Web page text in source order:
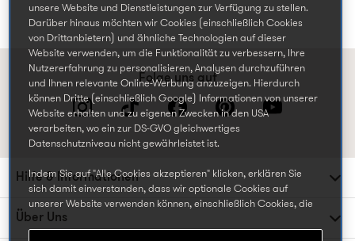
Folge uns auf
Hilfe & Informationen
Über Uns
unsere Website und Dienstleistungen zur Verfügung zu stellen.
Darüber hinaus möchten wir Cookies (einschließlich Cookies
von Drittanbietern) und ähnliche Technologien auf dieser
Website verwenden, um die Funktionalität zu verbessern, Ihre
Nutzererfahrung zu personalisieren, Analysen durchzuführen
und Ihnen relevante Online-Werbung anzuzeigen. Hierdurch
können Dritte (einschließlich Google) Informationen von unserer
Website erhalten und zu eigenen Zwecken in den USA
verarbeiten, wo ein zur DS-GVO gleichwertiges
Datenschutzniveau nicht gewährleistet ist.
Indem Sie auf "Alle Cookies akzeptieren" klicken, erklären Sie
sich damit einverstanden, dass wir optionale Cookies auf
unserer Website verwenden können, einschließlich Cookies, die
von Dritten gesetzt werden, die Ihre Daten in den USA